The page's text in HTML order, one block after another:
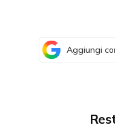
Aggiungi